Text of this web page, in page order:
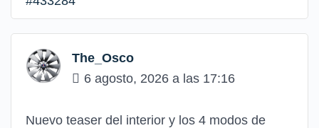
The_Osco
6 agosto, 2026 a las 17:16
Nuevo teaser del interior y los 4 modos de